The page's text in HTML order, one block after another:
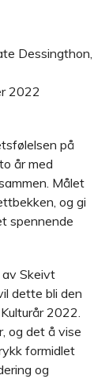
Dessingthon,
2022
på
år med
Målet
og gi
spennende
Skeivt
dette bli den
2022.
og det å vise
formidlet
og